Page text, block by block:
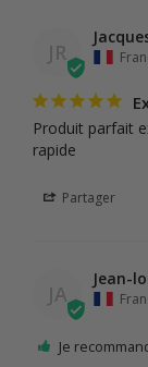
JR
Produit parfait
rapide
Partager
JA
Jean-
Je